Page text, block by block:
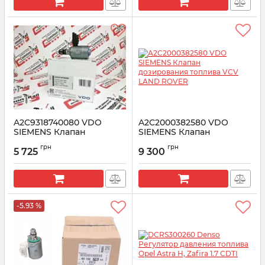
9805746880
A2C9318740080 VDO
SIEMENS Клапан
VCV Ford 2.2
Артикул: A2C9318740080
5 725 грн
A2C2000382580 VDO
SIEMENS Клапан
VCV LAND ROVER
Артикул: A2C2000382580
9 300 грн
-5.93 %